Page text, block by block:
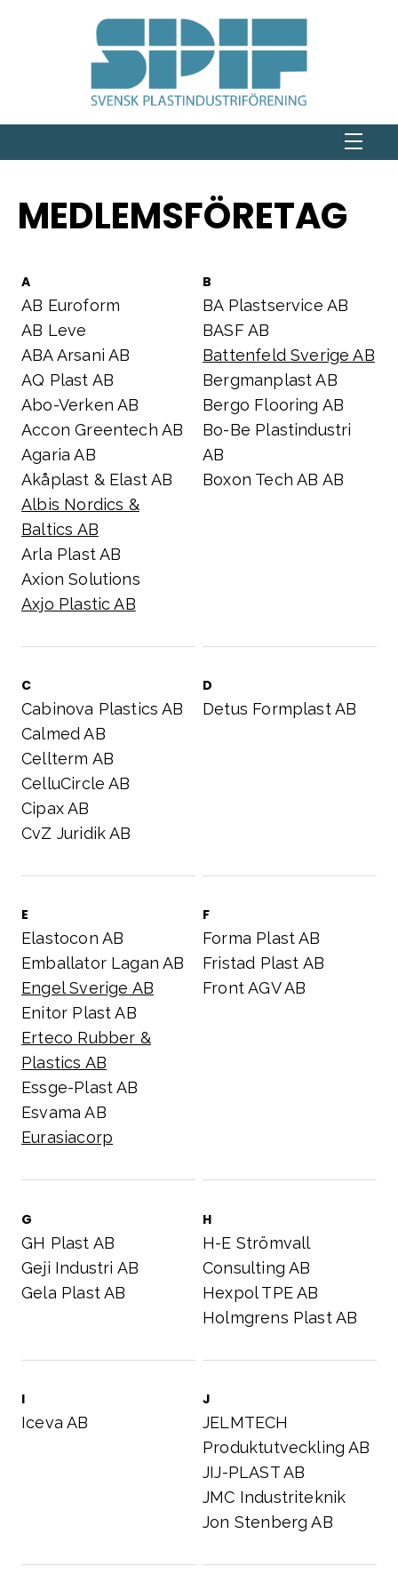
MEDLEMSFÖRETAG
A
AB Euroform
AB Leve
ABA Arsani AB
AQ Plast AB
Abo-Verken AB
Accon Greentech AB
Agaria AB
Akåplast & Elast AB
Albis Nordics &
Baltics AB
Arla Plast AB
Axion Solutions
Axjo Plastic AB
B
BA Plastservice AB
BASF AB
Battenfeld Sverige AB
Bergmanplast AB
Bergo Flooring AB
Bo-Be Plastindustri
AB
Boxon Tech AB AB
C
Cabinova Plastics AB
Calmed AB
Cellterm AB
CelluCircle AB
Cipax AB
CvZ Juridik AB
D
Detus Formplast AB
E
Elastocon AB
Emballator Lagan AB
Engel Sverige AB
Enitor Plast AB
Erteco Rubber &
Plastics AB
Essge-Plast AB
Esvama AB
Eurasiacorp
F
Forma Plast AB
Fristad Plast AB
Front AGV AB
G
GH Plast AB
Geji Industri AB
Gela Plast AB
H
H-E Strömvall
Consulting AB
Hexpol TPE AB
Holmgrens Plast AB
I
Iceva AB
J
JELMTECH
Produktutveckling AB
JIJ-PLAST AB
JMC Industriteknik
Jon Stenberg AB